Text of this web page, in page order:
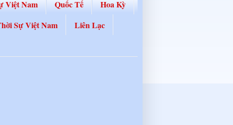
Việt Nam Quốc Tế
Hoa Kỳ
Sự Việt Nam
Liên Lạc